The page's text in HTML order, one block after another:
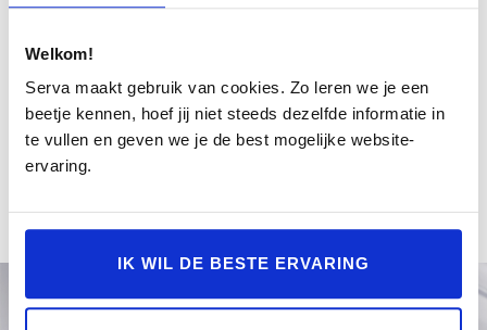
Welkom!
Serva maakt gebruik van cookies. Zo leren we je een
beetje kennen, hoef jij niet steeds dezelfde informatie in
te vullen en geven we je de best mogelijke website-
ervaring.
IK WIL DE BESTE ERVARING
eenvoudig is te monteren als deze nodig is. Als de trekhaak
niet wordt gebruikt, is deze eenvoudig te verwijderen en te
vervangen door de volledig dekkende beschermkap.